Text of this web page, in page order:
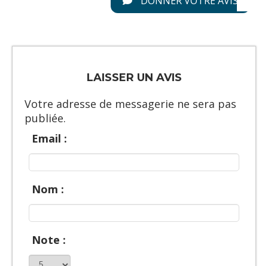
LAISSER UN AVIS
Votre adresse de messagerie ne sera pas
publiée.
Email :
Nom :
Note :